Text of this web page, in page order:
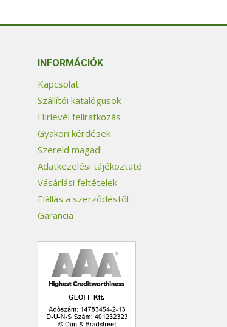
INFORMÁCIÓK
Kapcsolat
Szállítói katalógusok
Hírlevél feliratkozás
Gyakori kérdések
Szereld magad!
Adatkezelési tájékoztató
Vásárlási feltételek
Elállás a szerződéstől
Garancia